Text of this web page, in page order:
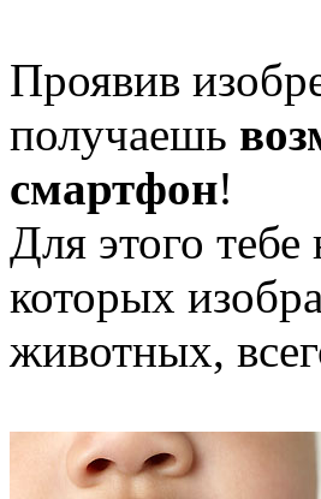
Проявив
получаешь
смартфон!
Для этого
которых
животных,